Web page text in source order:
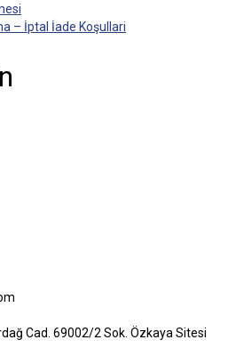
– İptal İade Koşullari
Cad. 69002/2 Sok. Özkaya Sitesi